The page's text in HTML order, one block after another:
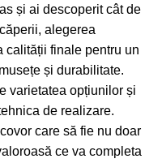
și ai descoperit cât de
alegerea
calității finale pentru un
și durabilitate.
varietatea opțiunilor și
de realizare.
care să fie nu doar
ce va completa